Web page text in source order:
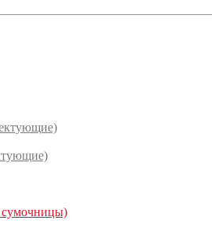
сумочницы)